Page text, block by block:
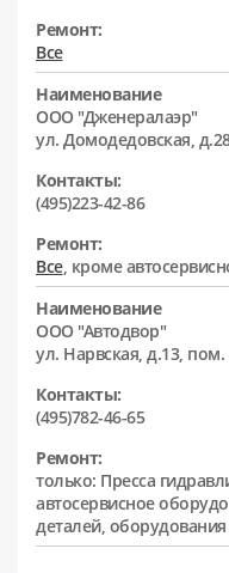
Ремонт:
Все
Наименование
ООО "Дженералаэр"
ул. Домодедовская,
Контакты:
(495)223-42-86
Ремонт:
Все, кроме
Наименование
ООО "Автодвор"
ул. Нарвская, д.13, пом.
Контакты:
(495)782-46-65
Ремонт:
только: Пресса
автосервисное
деталей,